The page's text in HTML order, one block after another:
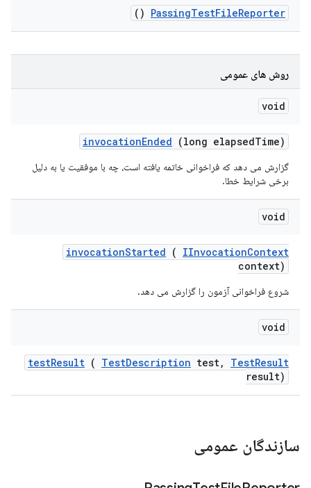
PassingTestFileReporter
()
روش های عمومی
void
invocationEnded (long elapsedTime)
گزارش می دهد که فراخوانی خاتمه یافته است، چه با موفقیت یا به دلیل
برخی شرایط خطا.
void
invocationStarted ( IInvocationContext
context)
شروع فراخوانی آزمون را گزارش می دهد.
void
testResult ( TestDescription test, TestResult
result)
سازندگان عمومی